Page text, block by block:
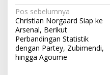
N
a
v
i
Pos sebelumnya
Christian Norgaard Siap ke
Arsenal, Berikut
Perbandingan Statistik
dengan Partey, Zubimendi,
hingga Agoume